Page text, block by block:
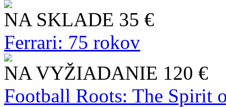
NA SKLADE 35 €
Ferrari: 75 rokov
NA VYŽIADANIE 120 €
Football Roots: The Spirit